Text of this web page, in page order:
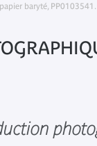
baryté,